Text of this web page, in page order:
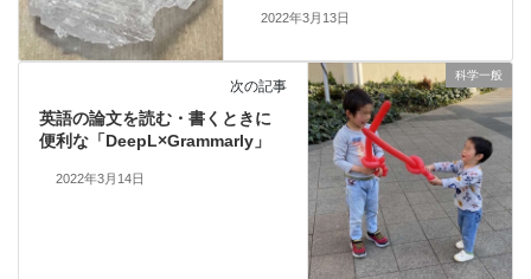
2022年3月13日
科学一般
次の記事
英語の論文を読む・書くときに
便利な「DeepL×Grammarly」
2022年3月14日